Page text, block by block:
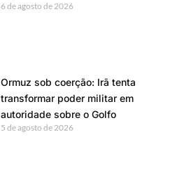
6 de agosto de 2026
Ormuz sob coerção: Irã tenta
transformar poder militar em
autoridade sobre o Golfo
5 de agosto de 2026